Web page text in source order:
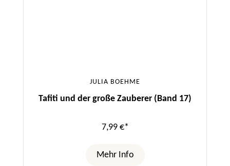
JULIA BOEHME
Tafiti und der große Zauberer (Band 17)
7,99 €*
Mehr Info